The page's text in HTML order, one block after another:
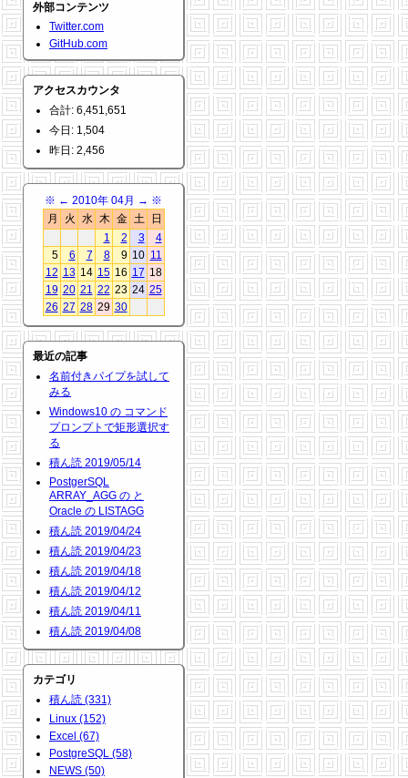
外部コンテンツ
Twitter.com
GitHub.com
アクセスカウンタ
合計: 6,451,651
今日: 1,504
昨日: 2,456
※ ← 2010年 04月 → ※
月
火 水 木 金 土
日
1
2 3
4
5
6 7 8 9 10 11
12 13 14 15 16 17 18
19 20 21 22 23 24 25
26 27 28 29 30
最近の記事
名前付きパイプを試して
みる
Windows10 の コマンド
プロンプトで矩形選択す
る
積ん読 2019/05/14
PostgerSQL
ARRAY_AGG の と
Oracle の LISTAGG
積ん読 2019/04/24
積ん読 2019/04/23
積ん読 2019/04/18
積ん読 2019/04/12
積ん読 2019/04/11
積ん読 2019/04/08
カテゴリ
積ん読 (331)
Linux (152)
Excel (67)
PostgreSQL (58)
NEWS (50)